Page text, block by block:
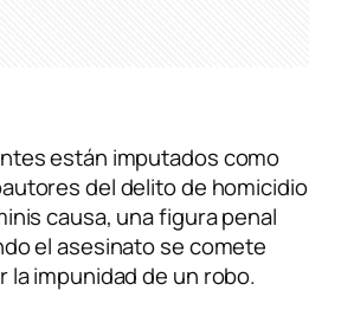
están imputados como
del delito de homicidio
causa, una figura penal
el asesinato se comete
la impunidad de un robo.